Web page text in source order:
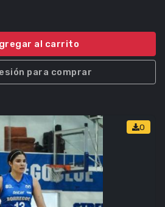
al carrito
para comprar
0